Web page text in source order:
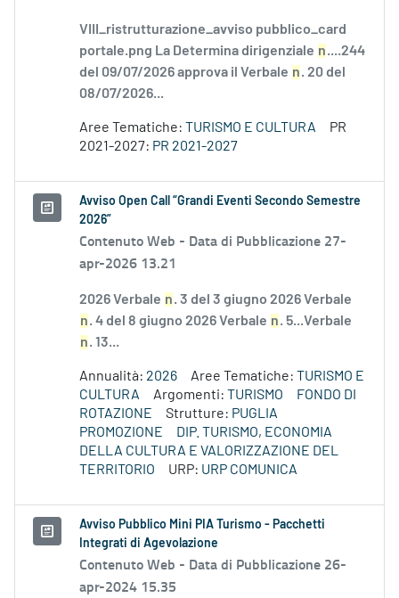
VIII_ristrutturazione_avviso pubblico_card
portale.png La Determina dirigenziale n....244
del 09/07/2026 approva il Verbale n. 20 del
08/07/2026...
Aree Tematiche: TURISMO E CULTURA
PR
2021-2027: PR 2021-2027
Avviso Open Call “Grandi Eventi Secondo Semestre
2026”
Contenuto Web - Data di Pubblicazione 27-
apr-2026 13.21
2026 Verbale n. 3 del 3 giugno 2026 Verbale
n. 4 del 8 giugno 2026 Verbale n. 5...Verbale
n. 13...
Annualità: 2026 Aree Tematiche: TURISMO E
CULTURA
Argomenti: TURISMO
FONDO DI
ROTAZIONE
Strutture: PUGLIA
PROMOZIONE
DIP. TURISMO, ECONOMIA
DELLA CULTURA E VALORIZZAZIONE DEL
TERRITORIO
URP: URP COMUNICA
Avviso Pubblico Mini PIA Turismo - Pacchetti
Integrati di Agevolazione
Contenuto Web - Data di Pubblicazione 26-
apr-2024 15.35